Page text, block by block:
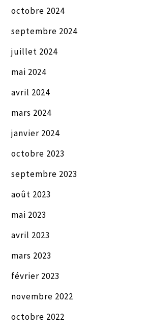
octobre 2024
septembre 2024
juillet 2024
mai 2024
avril 2024
mars 2024
janvier 2024
octobre 2023
septembre 2023
août 2023
mai 2023
avril 2023
mars 2023
février 2023
novembre 2022
octobre 2022